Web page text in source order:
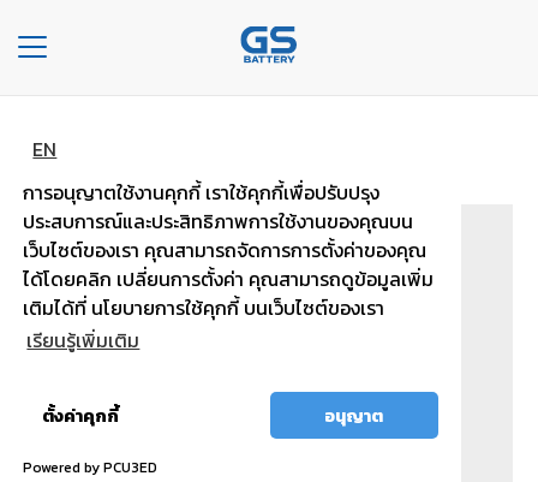
EN
การอนุญาตใช้งานคุกกี้ เราใช้คุกกี้เพื่อปรับปรุง
ประสบการณ์และประสิทธิภาพการใช้งานของคุณบน
เว็บไซต์ของเรา คุณสามารถจัดการการตั้งค่าของคุณ
ได้โดยคลิก เปลี่ยนการตั้งค่า คุณสามารถดูข้อมูลเพิ่ม
เติมได้ที่ นโยบายการใช้คุกกี้ บนเว็บไซต์ของเรา
เรียนรู้เพิ่มเติม
ตั้งค่าคุกกี้ อนุญาต
Powered by PCU3ED
Toggle
navigation
องค์กร
ประเภท
รถยนต์
เเบต
เต
EVS-143L (ขั้วใหญ่)